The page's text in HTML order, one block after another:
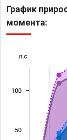
График
момента:
л.с.
50
100